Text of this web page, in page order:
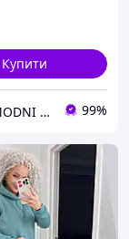
Купити
⭐⭐⭐⭐⭐ MODNI ⭐⭐⭐⭐⭐ 99%